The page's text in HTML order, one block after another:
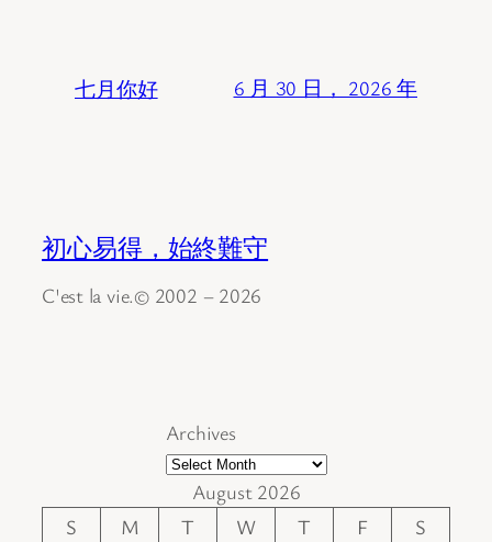
七月你好 6 月 30 日， 2026 年
初心易得，始終難守
C'est la vie.© 2002 – 2026
Archives
August 2026
S
M T W T F
S